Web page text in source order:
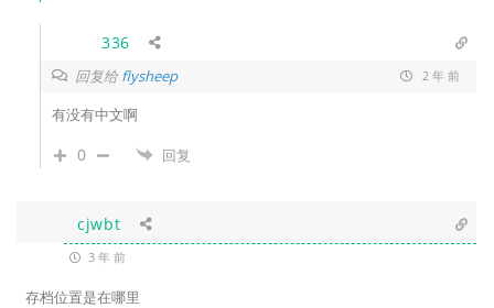
336
回复给flysheep 2 年 前
有没有中文啊
0 回复
cjwbt
3 年 前
存档位置是在哪里